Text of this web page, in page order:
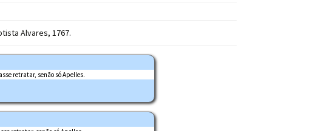
Alvares, 1767.
retratar, senão só Apelles.